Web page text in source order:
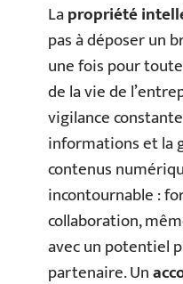
Lapropriété
pas à déposer un
une fois pour
de la vie de
vigilance
informations et la
contenus
incontournable :
collaboration,
avec un potentiel
partenaire. Un